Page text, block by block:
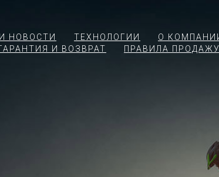
НОВОСТИ ТЕХНОЛОГИИ О
И ВОЗВРАТ ПРАВИЛА ПРОДАЖУ